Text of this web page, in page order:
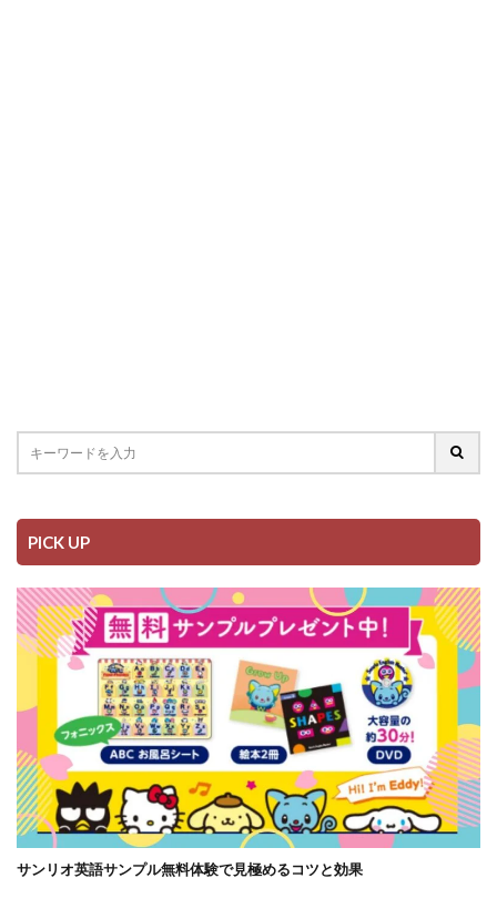
PICK UP
サンリオ英語サンプル無料体験で見極めるコツと効果